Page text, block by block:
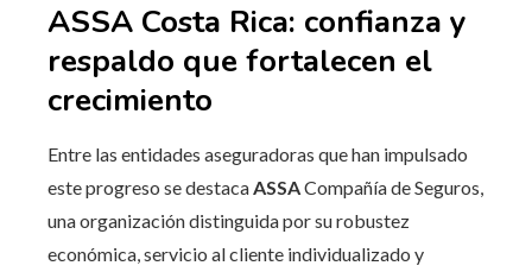
ASSA Costa Rica: confianza y
respaldo que fortalecen el
crecimiento
Entre las entidades aseguradoras que han impulsado
este progreso se destacaASSACompañía de Seguros,
una organización distinguida por su robustez
económica, servicio al cliente individualizado y